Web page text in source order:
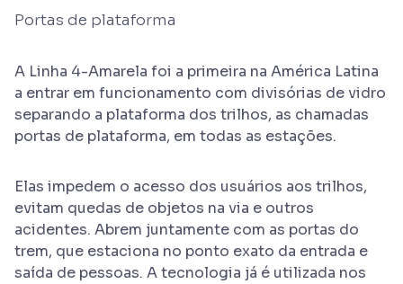
Portas de plataforma
A Linha 4-Amarela foi a primeira na América Latina
a entrar em funcionamento com divisórias de vidro
separando a plataforma dos trilhos, as chamadas
portas de plataforma, em todas as estações.
Elas impedem o acesso dos usuários aos trilhos,
evitam quedas de objetos na via e outros
acidentes. Abrem juntamente com as portas do
trem, que estaciona no ponto exato da entrada e
saída de pessoas. A tecnologia já é utilizada nos